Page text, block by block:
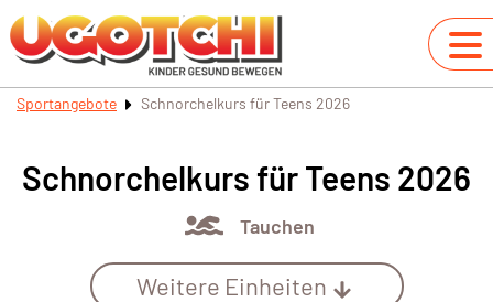
Sportangebote Schnorchelkurs für Teens 2026
Schnorchelkurs für Teens 2026
Tauchen
Weitere Einheiten